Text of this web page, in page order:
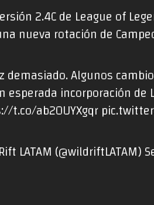
2.4C de League of
nueva rotación de
demasiado. Algunos
incorporación de
t.co/ab20UYXgqr
LATAM (@wildriftLATAM)